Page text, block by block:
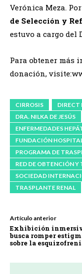
Verónica Meza.
de Selección y
estuvo a cargo del
Para obtener más
donación,
CIRROSIS DIRECT
DRA. NILKA DE JESÚS
ENFERMEDADES
FUNDACIÓN
PROGRAMA DE
RED DE OBTENCIÓN
SOCIEDAD
TRASPLANTE RENAL
Artículo anterior
Exhibición
busca romper
sobre la